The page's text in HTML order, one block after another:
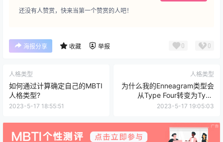
还没有人赞赏，快来当第一个赞赏的人吧！
海报分享 收藏 举报 0 0
人格类型
如何通过计算确定自己的MBTI
人格类型?
2023-5-17 18:55:51
人格类型
为什么我的Enneagram类型会
从Type Four转变为Type
Two？
2023-5-17 19:05:03